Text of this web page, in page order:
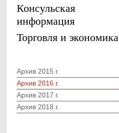
Консульская
информация
Торговля и экономика
Архив 2015 г.
Архив 2016 г.
Архив 2017 г.
Архив 2018 г.